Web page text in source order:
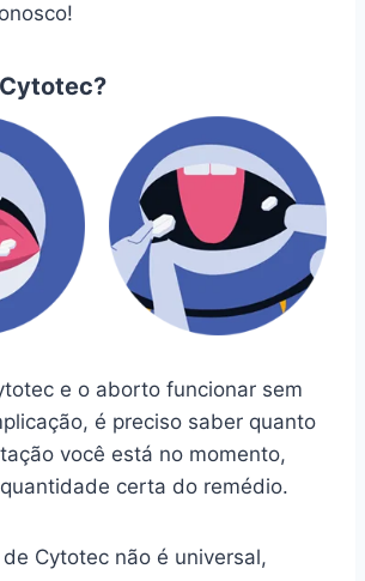
e o aborto funcionar sem
é preciso saber quanto
você está no momento,
certa do remédio.
Cytotec não é universal,